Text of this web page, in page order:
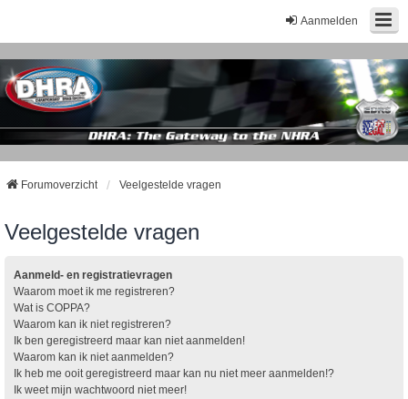
Aanmelden
Forumoverzicht Veelgestelde vragen
Veelgestelde vragen
Aanmeld- en registratievragen
Waarom moet ik me registreren?
Wat is COPPA?
Waarom kan ik niet registreren?
Ik ben geregistreerd maar kan niet aanmelden!
Waarom kan ik niet aanmelden?
Ik heb me ooit geregistreerd maar kan nu niet meer aanmelden!?
Ik weet mijn wachtwoord niet meer!